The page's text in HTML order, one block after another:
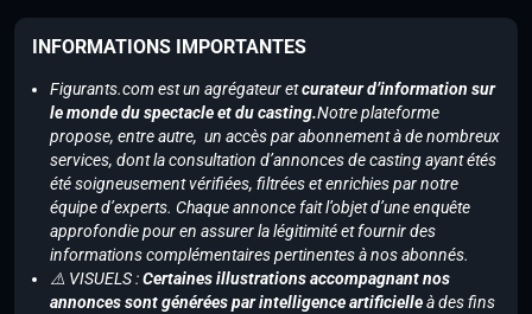
INFORMATIONS IMPORTANTES
Figurants.com est un agrégateur etcurateur d’information sur
le monde du spectacle et du casting.Notre plateforme
propose, entre autre, un accès par abonnement à de nombreux
services, dont la consultation d’annonces de casting ayant étés
été soigneusement vérifiées, filtrées et enrichies par notre
équipe d’experts. Chaque annonce fait l’objet d’une enquête
approfondie pour en assurer la légitimité et fournir des
informations complémentaires pertinentes à nos abonnés.
⚠️ VISUELS :Certaines illustrations accompagnant nos
annonces sont générées par intelligence artificielleà des fins